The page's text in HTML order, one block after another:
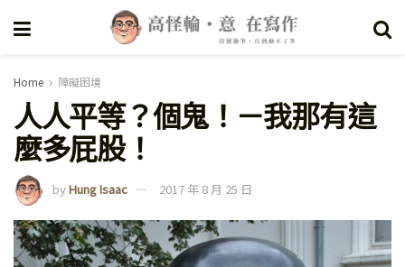
Home 障礙困境
人人平等？個鬼！－我那有這
麼多屁股！
byHung Isaac 2017 年 8 月 25 日